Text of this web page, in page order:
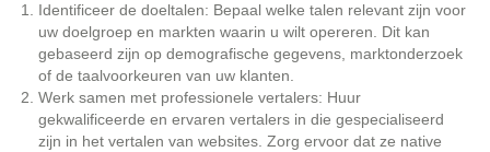
Identificeer de doeltalen: Bepaal welke talen relevant zijn voor
uw doelgroep en markten waarin u wilt opereren. Dit kan
gebaseerd zijn op demografische gegevens, marktonderzoek
of de taalvoorkeuren van uw klanten.
Werk samen met professionele vertalers: Huur
gekwalificeerde en ervaren vertalers in die gespecialiseerd
zijn in het vertalen van websites. Zorg ervoor dat ze native